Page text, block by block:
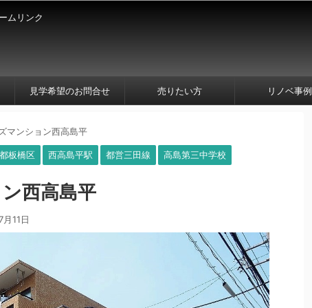
ムリンク
見学希望のお問合せ 売りたい方 リノベ事例
マンション西高島平
板橋区 西高島平駅 都営三田線 高島第三中学校
西高島平
11日